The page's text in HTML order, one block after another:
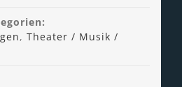
,Theater / Musik /